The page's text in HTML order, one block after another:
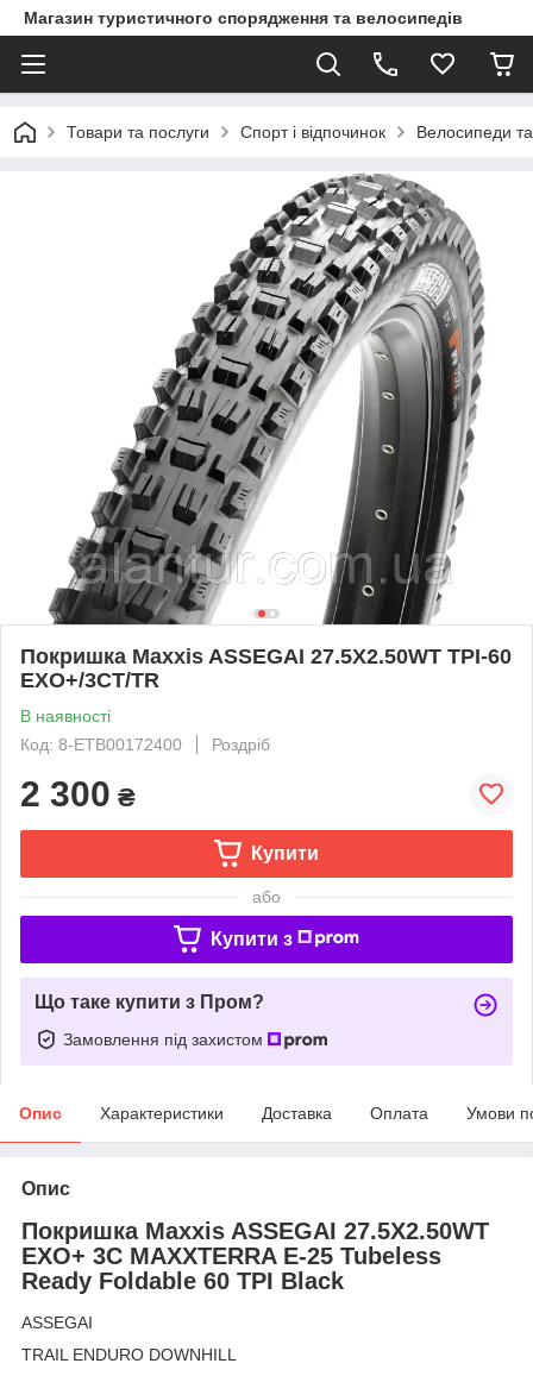
Магазин туристичного спорядження та велосипедів
Товари та послуги Спорт і відпочинок Велосипеди
Покришка Maxxis ASSEGAI 27.5X2.50WT TPI-60
EXO+/3CT/TR
В наявності
Код: 8-ETB00172400
Роздріб
2 300 ₴
Купити
або
Купити з
Що таке купити з Пром?
Замовлення під захистом
Опис Характеристики Доставка Оплата Умови
Опис
Покришка Maxxis ASSEGAI 27.5X2.50WT
EXO+ 3C MAXXTERRA E-25 Tubeless
Ready Foldable 60 TPI Black
ASSEGAI
TRAIL ENDURO DOWNHILL